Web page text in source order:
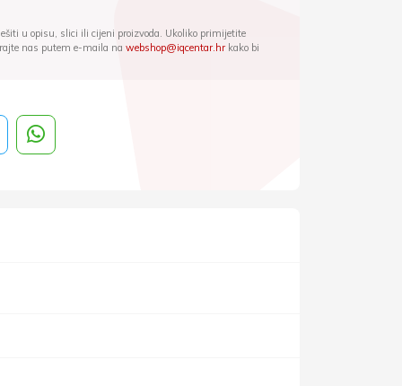
u opisu, slici ili cijeni proizvoda. Ukoliko primijetite
nas putem e-maila na webshop@iqcentar.hrkako bi